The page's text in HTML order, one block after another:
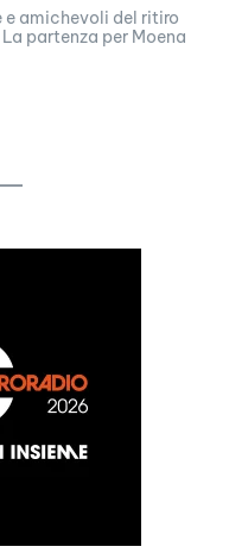
amichevoli del ritiro
partenza per Moena